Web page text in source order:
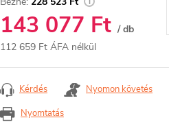
143 077 Ft / db
112 659 Ft ÁFA nélkül
Nyomtatás
Kérdés Nyomon követés